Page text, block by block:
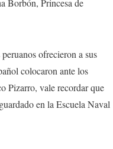
Borbón, Princesa de
ofrecieron a sus
colocaron ante los
Pizarro, vale recordar que
en la Escuela Naval